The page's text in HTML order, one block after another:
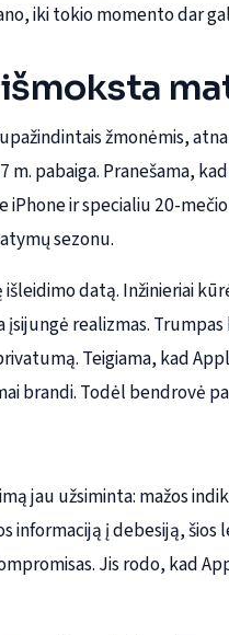
iki tokio momento dar
išmoksta
žmonėmis,
m. pabaiga. Pranešama,
ir specialiu 20-
sezonu.
datą. Inžinieriai
realizmas.
Teigiama, kad
brandi. Todėl bendrovė
jau užsiminta: mažos
informaciją į debesiją,
Jis rodo, kad